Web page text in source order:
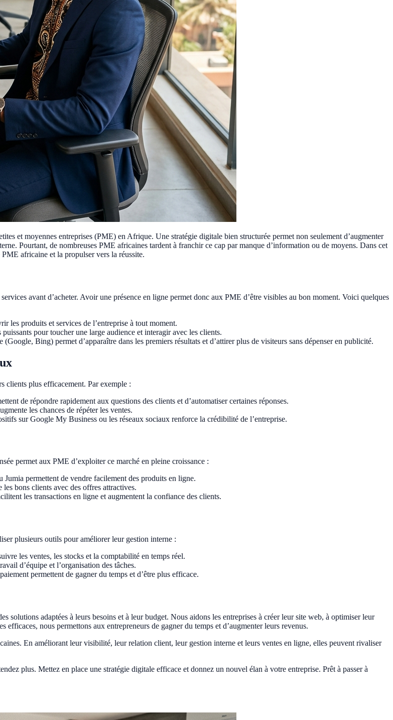
et moyennes entreprises (PME) en Afrique. Une stratégie digitale bien structurée permet non seulement d’augmenter
Pourtant, de nombreuses PME africaines tardent à franchir ce cap par manque d’information ou de moyens. Dans cet
africaine et la propulser vers la réussite.
avant d’acheter. Avoir une présence en ligne permet donc aux PME d’être visibles au bon moment. Voici quelques
les produits et services de l’entreprise à tout moment.
pour toucher une large audience et interagir avec les clients.
Bing) permet d’apparaître dans les premiers résultats et d’attirer plus de visiteurs sans dépenser en publicité.
clients plus efficacement. Par exemple :
de répondre rapidement aux questions des clients et d’automatiser certaines réponses.
les chances de répéter les ventes.
sur Google My Business ou les réseaux sociaux renforce la crédibilité de l’entreprise.
permet aux PME d’exploiter ce marché en pleine croissance :
permettent de vendre facilement des produits en ligne.
bons clients avec des offres attractives.
les transactions en ligne et augmentent la confiance des clients.
plusieurs outils pour améliorer leur gestion interne :
les ventes, les stocks et la comptabilité en temps réel.
d’équipe et l’organisation des tâches.
permettent de gagner du temps et d’être plus efficace.
solutions adaptées à leurs besoins et à leur budget. Nous aidons les entreprises à créer leur site web, à optimiser leur
nous permettons aux entrepreneurs de gagner du temps et d’augmenter leurs revenus.
En améliorant leur visibilité, leur relation client, leur gestion interne et leurs ventes en ligne, elles peuvent rivaliser
plus. Mettez en place une stratégie digitale efficace et donnez un nouvel élan à votre entreprise. Prêt à passer à